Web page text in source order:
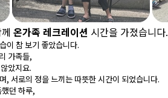
온가족 레크레이션 시간을 가졌습니다.
이 참 보기 좋았습니다.
가족들,
았지요.
, 서로의 정을 느끼는 따뜻한 시간이 되었습니다.
던 하루,